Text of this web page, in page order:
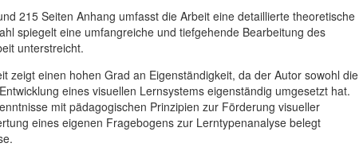
215 Seiten Anhang umfasst die Arbeit eine detaillierte theoretische
spiegelt eine umfangreiche und tiefgehende Bearbeitung des
unterstreicht.
zeigt einen hohen Grad an Eigenständigkeit, da der Autor sowohl die
eines visuellen Lernsystems eigenständig umgesetzt hat.
mit pädagogischen Prinzipien zur Förderung visueller
eines eigenen Fragebogens zur Lerntypenanalyse belegt